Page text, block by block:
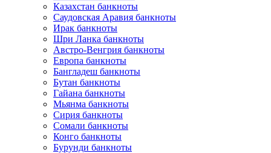
Казахстан банкноты
Саудовская Аравия банкноты
Ирак банкноты
Шри Ланка банкноты
Австро-Венгрия банкноты
Европа банкноты
Бангладеш банкноты
Бутан банкноты
Гайана банкноты
Мьянма банкноты
Сирия банкноты
Сомали банкноты
Конго банкноты
Бурунди банкноты